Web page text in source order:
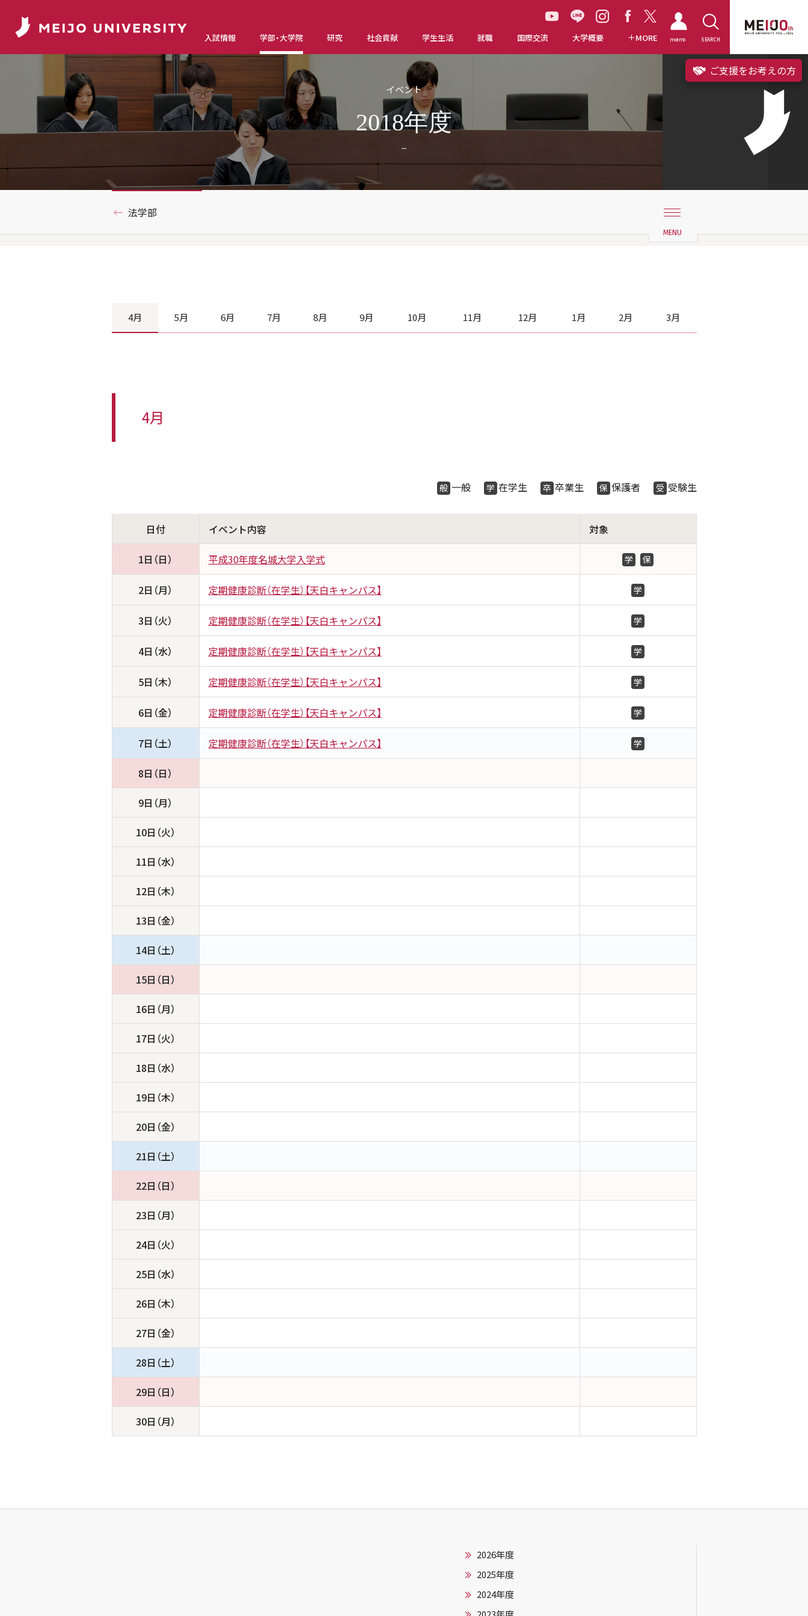
入試情報 学部・大学院 研究 社会貢献 学生生活 就職 国際交流 大学概要 MORE meimo SEARCH
ご支援をお考えの方
イベント
2018年度
法学部
4月 5月 6月 7月 8月 9月 10月 11月 12月 1月 2月 3月
4月
般 一般 学 在学生 卒 卒業生 保 保護者 受 受験生
日付 イベント内容 対象
1日（日） 平成30年度名城大学入学式 学 保
2日（月） 定期健康診断（在学生）【天白キャンパス】 学
3日（火） 定期健康診断（在学生）【天白キャンパス】 学
4日（水） 定期健康診断（在学生）【天白キャンパス】 学
5日（木） 定期健康診断（在学生）【天白キャンパス】 学
6日（金） 定期健康診断（在学生）【天白キャンパス】 学
7日（土） 定期健康診断（在学生）【天白キャンパス】 学
8日（日）
9日（月）
10日（火）
11日（水）
12日（木）
13日（金）
14日（土）
15日（日）
16日（月）
17日（火）
18日（水）
19日（木）
20日（金）
21日（土）
22日（日）
23日（月）
24日（火）
25日（水）
26日（木）
27日（金）
28日（土）
29日（日）
30日（月）
2026年度
2025年度
2024年度